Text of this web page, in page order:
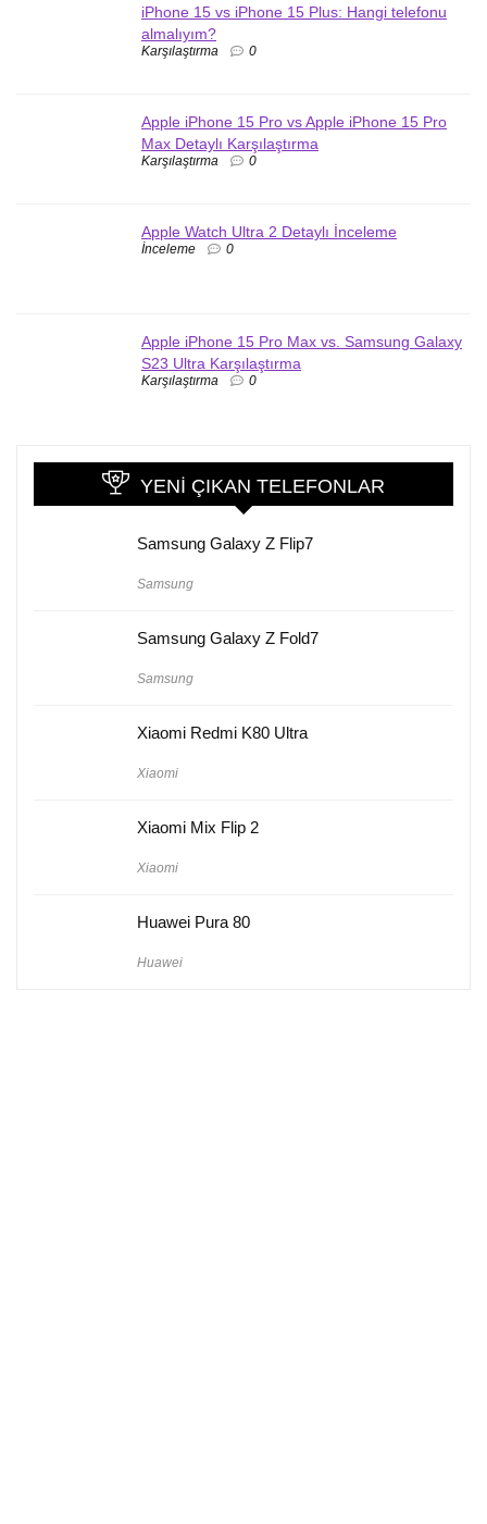
iPhone 15 vs iPhone 15 Plus: Hangi telefonu
almalıyım?
Karşılaştırma 0
Apple iPhone 15 Pro vs Apple iPhone 15 Pro
Max Detaylı Karşılaştırma
Karşılaştırma 0
Apple Watch Ultra 2 Detaylı İnceleme
İnceleme 0
Apple iPhone 15 Pro Max vs. Samsung Galaxy
S23 Ultra Karşılaştırma
Karşılaştırma 0
YENI ÇIKAN TELEFONLAR
Samsung Galaxy Z Flip7
Samsung
Samsung Galaxy Z Fold7
Samsung
Xiaomi Redmi K80 Ultra
Xiaomi
Xiaomi Mix Flip 2
Xiaomi
Huawei Pura 80
Huawei